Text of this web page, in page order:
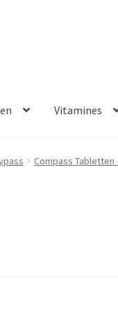
Vitamines
Disclaimer
Compass Tabletten